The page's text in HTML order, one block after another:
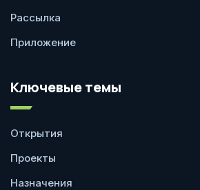
Рассылка
Приложение
Ключевые темы
Открытия
Проекты
Назначения